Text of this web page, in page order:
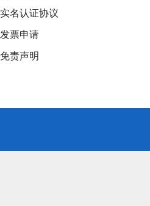
实名认证协议
发票申请
免责声明